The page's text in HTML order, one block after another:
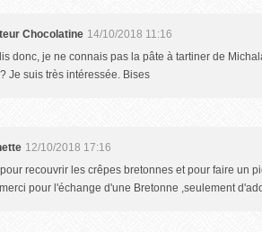
Chocolatine 14/10/2018 11:16
donc, je ne connais pas la pâte à tartiner de
Je suis très intéressée. Bises
12/10/2018 17:16
recouvrir les crêpes bretonnes et pour faire un
pour l'échange d'une Bretonne ,seulement